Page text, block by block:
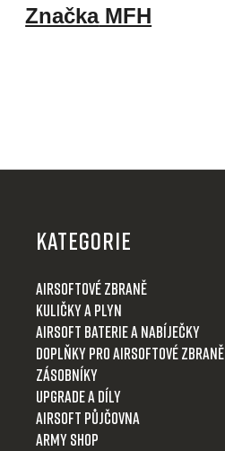
ZnačkaMFH
KATEGORIE
Airsoftové zbraně
Kuličky a plyn
Airsoft baterie a nabíječky
Doplňky pro airsoftové zbraně
Zásobníky
Upgrade a díly
Airsoft půjčovna
Army shop